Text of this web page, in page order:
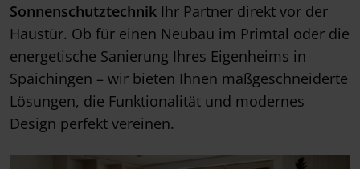
Sonnenschutztechnik Ihr Partner direkt vor der
Haustür. Ob für einen Neubau im Primtal oder die
energetische Sanierung Ihres Eigenheims in
Spaichingen – wir bieten Ihnen maßgeschneiderte
Lösungen, die Funktionalität und modernes
Design perfekt vereinen.